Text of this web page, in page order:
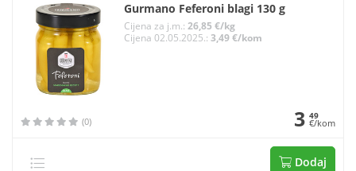
Gurmano Feferoni blagi 130 g
Cijena za j.m.: 26,85 €/kg
Cijena 02.05.2025.: 3,49 €/kom
(0) 3 49
€/kom
Dodaj